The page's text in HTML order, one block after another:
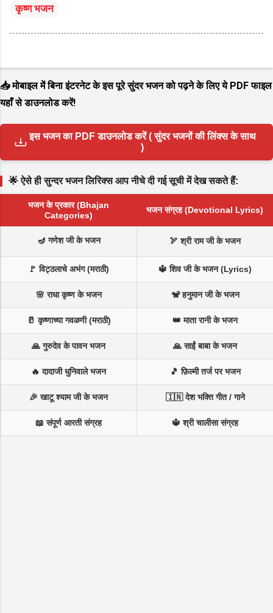
कृष्ण भजन
📥 मोबाइल में बिना इंटरनेट के इस पूरे सुंदर भजन को पढ़ने के लिए ये PDF फाइल
यहाँ से डाउनलोड करें!
इस भजन का PDF डाउनलोड करें ( सुंदर भजनों की लिंक्स के साथ
)
🌟 ऐसे ही सुन्दर भजन लिरिक्स आप नीचे दी गई सूची में देख सकते हैं:
भजन के प्रकार (Bhajan
Categories)
भजन संग्रह (Devotional Lyrics)
🪔 गणेश जी के भजन 🏹 श्री राम जी के भजन
🚩 विट्ठलाचे अभंग (मराठी) 🔱 शिव जी के भजन (Lyrics)
🌸 राधा कृष्ण के भजन 🐒 हनुमान जी के भजन
🥛 कृष्णाच्या गवळणी (मराठी) 👑 माता रानी के भजन
🙏 गुरुदेव के पावन भजन 🙏 साईं बाबा के भजन
🔥 दादाजी धुनिवाले भजन 🎵 फ़िल्मी तर्ज पर भजन
🎉 खाटू श्याम जी के भजन 🇮🇳 देश भक्ति गीत / गाने
📖 संपूर्ण आरती संग्रह 🔱 श्री चालीसा संग्रह